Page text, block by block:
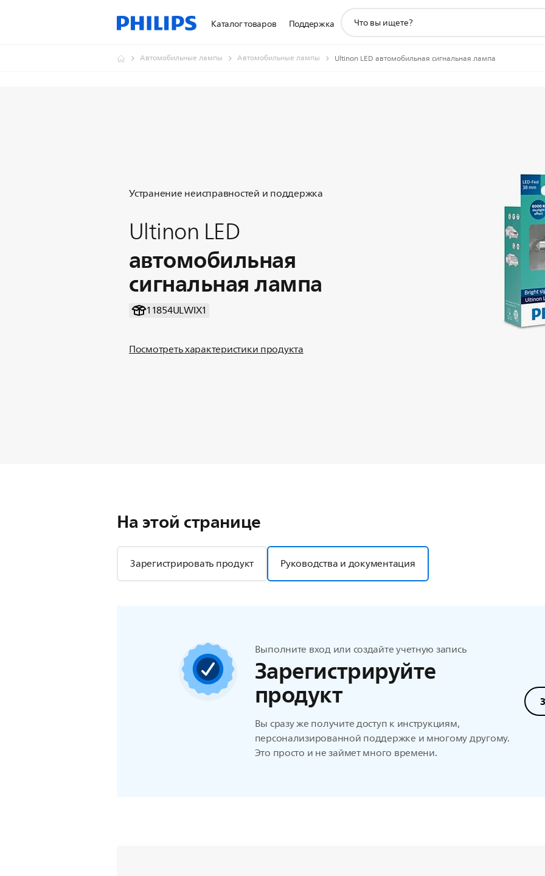
Каталог товаров Поддержка
поддержки
Автомобильные лампы Автомобильные лампы Ultinon LED автомобильная сигнальная лампа
Устранение неисправностей и поддержка
Ultinon LED
автомобильная
сигнальная лампа
11854ULWIX1
Посмотреть характеристики продукта
На этой странице
Зарегистрировать продукт Руководства и документация
Выполните вход или создайте учетную запись
Зарегистрируйте
продукт
Вы сразу же получите доступ к инструкциям,
персонализированной поддержке и многому другому.
Это просто и не займет много времени.